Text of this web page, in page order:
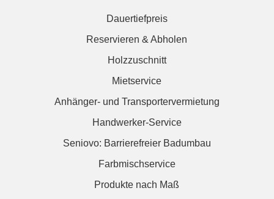
Dauertiefpreis
Reservieren & Abholen
Holzzuschnitt
Mietservice
Anhänger- und Transportervermietung
Handwerker-Service
Seniovo: Barrierefreier Badumbau
Farbmischservice
Produkte nach Maß